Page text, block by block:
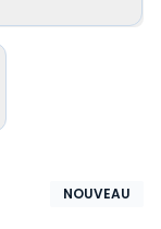
NOUVEAU